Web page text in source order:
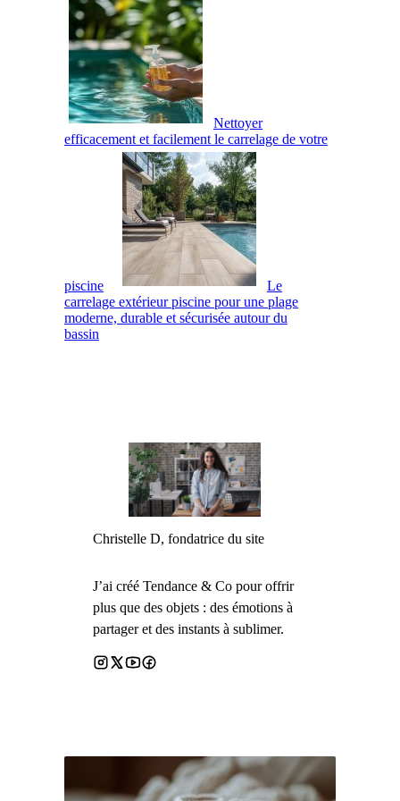
Nettoyer
efficacement et facilement le carrelage de votre
piscine
Le
carrelage extérieur piscine pour une plage
moderne, durable et sécurisée autour du
bassin
Christelle D, fondatrice du site
J’ai créé Tendance & Co pour offrir
plus que des objets : des émotions à
partager et des instants à sublimer.